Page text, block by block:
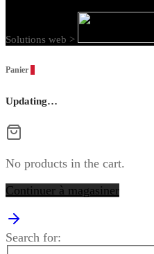
Solutions web >
Panier
Updating…
No products in the cart.
Continuer à magasiner
Search for: